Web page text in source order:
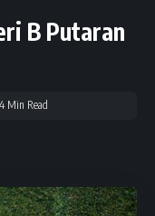
B Putaran
4 Min Read